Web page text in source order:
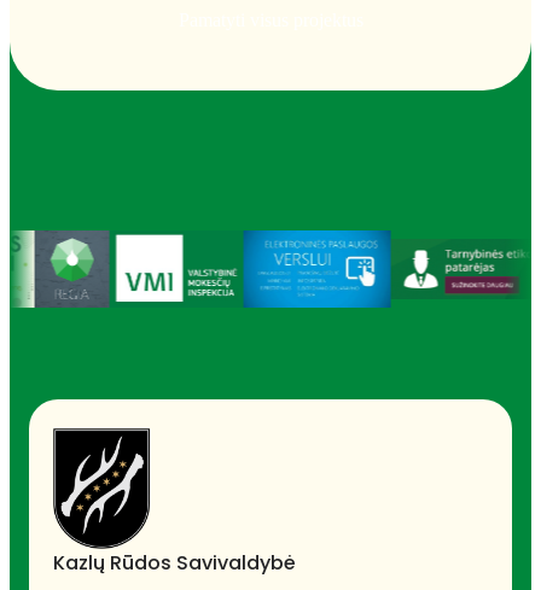
Sportas
Jaunimas
Kazlų Rūdos Savivaldybė